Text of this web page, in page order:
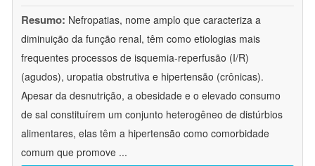
Resumo: Nefropatias, nome amplo que caracteriza a
diminuição da função renal, têm como etiologias mais
frequentes processos de isquemia-reperfusão (I/R)
(agudos), uropatia obstrutiva e hipertensão (crônicas).
Apesar da desnutrição, a obesidade e o elevado consumo
de sal constituírem um conjunto heterogêneo de distúrbios
alimentares, elas têm a hipertensão como comorbidade
comum que promove ...